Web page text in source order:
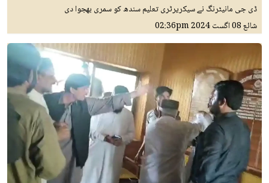
ڈی جی مانیٹرنگ نے سیکریرٹری تعلیم سندھ کو سمری بھجوا دی
شائع08 اگست 2024 02:36pm